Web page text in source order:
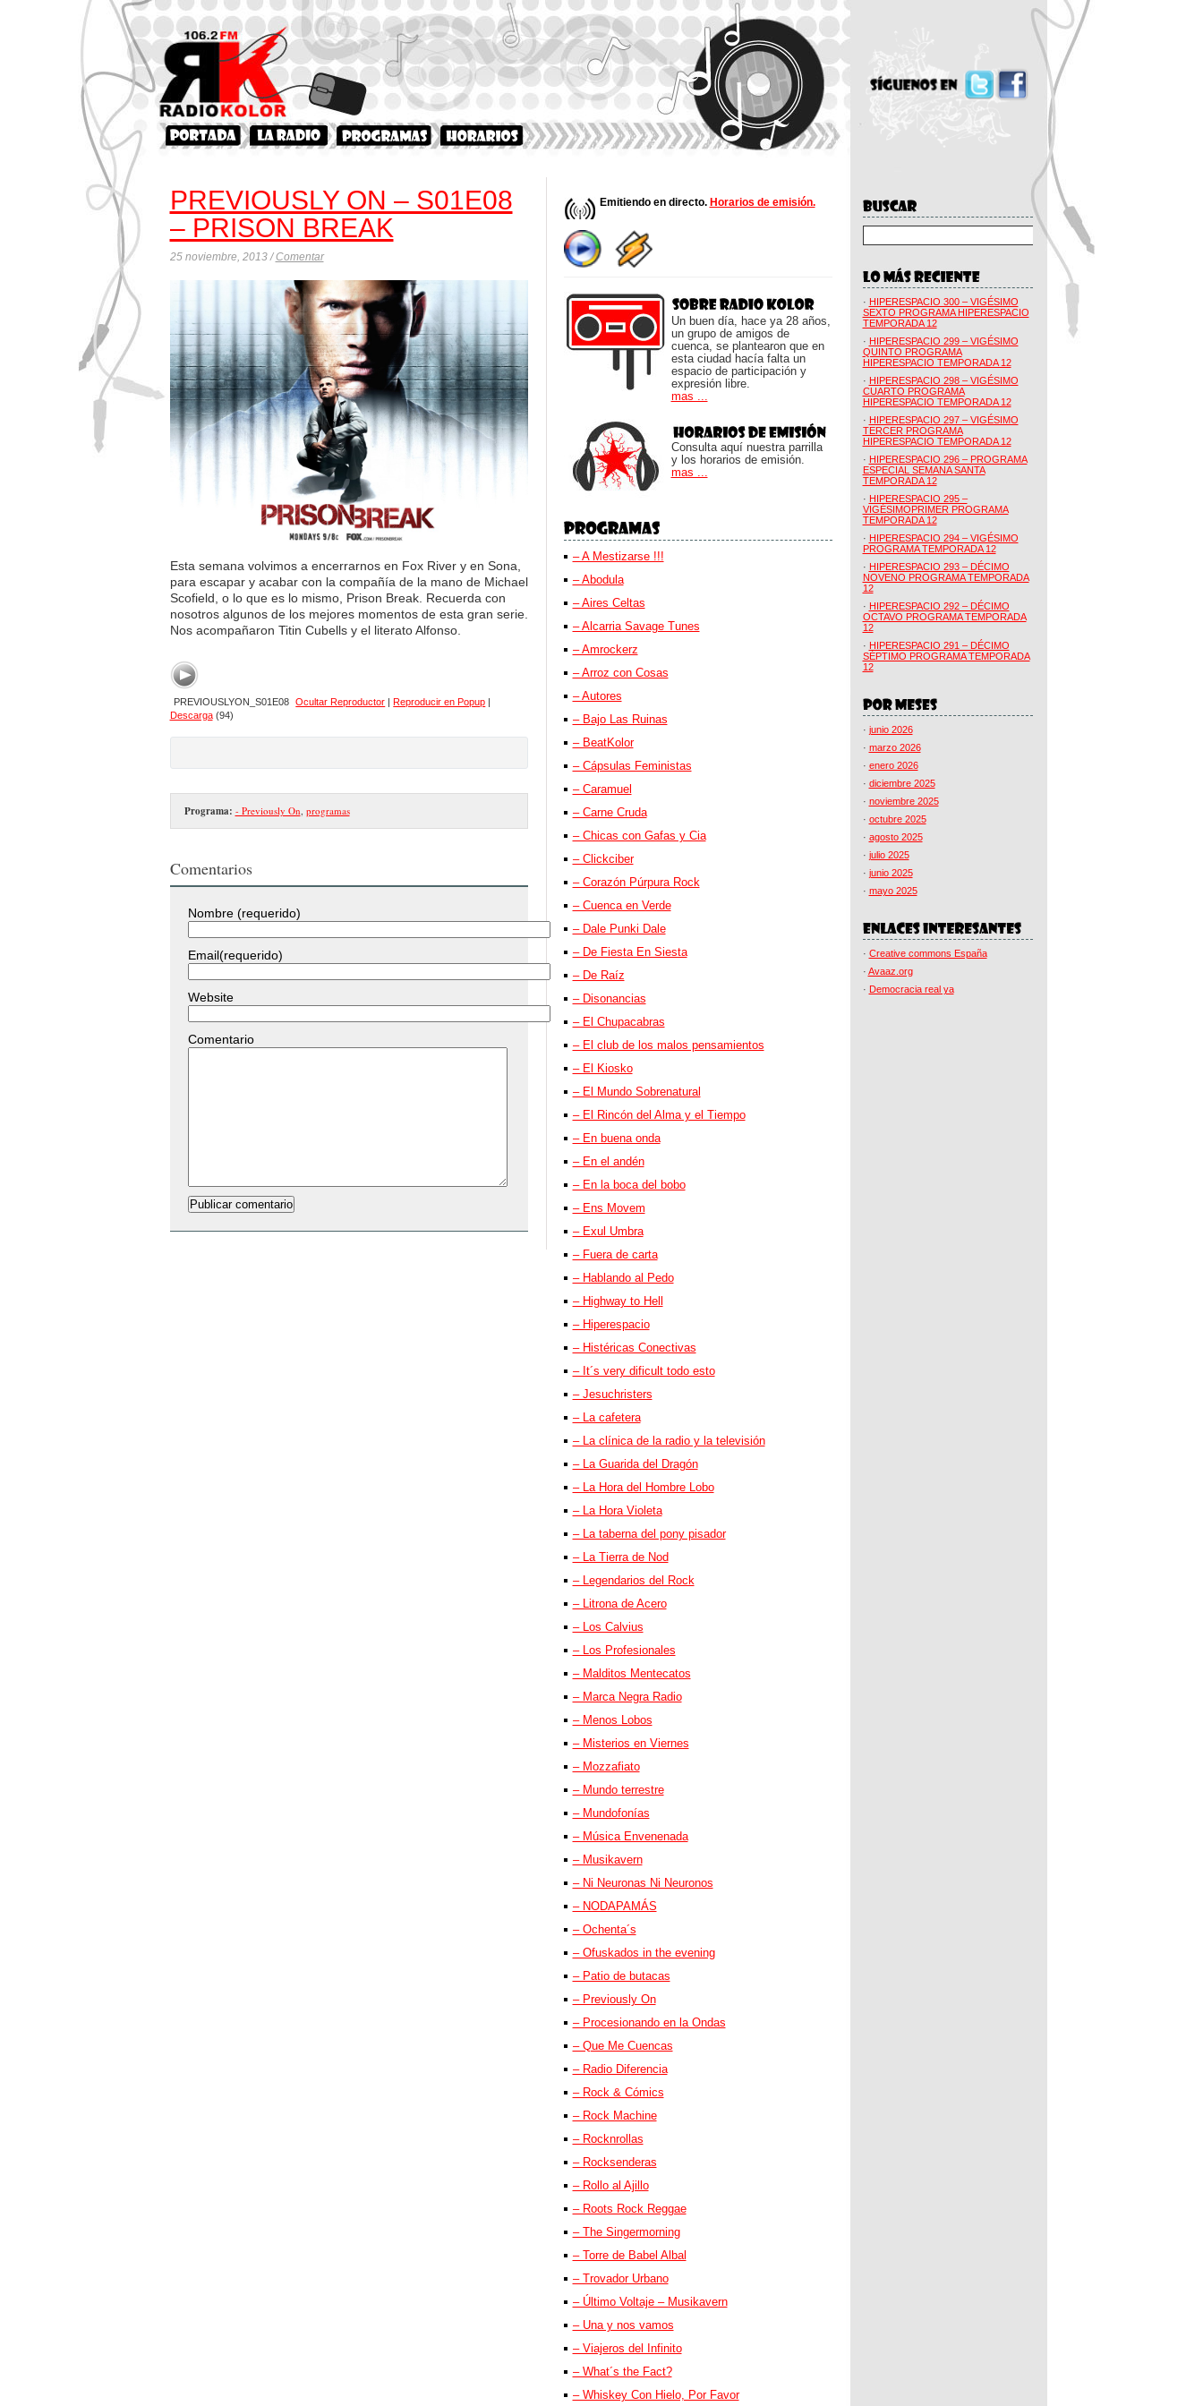
PREVIOUSLY ON – S01E08
– PRISON BREAK
25 noviembre, 2013 /Comentar
Esta semana volvimos a encerrarnos en Fox River y en Sona,
para escapar y acabar con la compañía de la mano de Michael
Scofield, o lo que es lo mismo, Prison Break. Recuerda con
nosotros algunos de los mejores momentos de esta gran serie.
Nos acompañaron Titin Cubells y el literato Alfonso.
PREVIOUSLYON_S01E08 Ocultar Reproductor |Reproducir en Popup |
Descarga(94)
Programa: - Previously On programas
Comentarios
Nombre (requerido)
Email(requerido)
Website
Comentario
Emitiendo en directo. Horarios de emisión.
Un buen día, hace ya 28 años,
un grupo de amigos de
cuenca, se plantearon que en
esta ciudad hacía falta un
espacio de participación y
expresión libre.
mas ...
Consulta aquí nuestra parrilla
y los horarios de emisión.
mas ...
– A Mestizarse !!!
– Abodula
– Aires Celtas
– Alcarria Savage Tunes
– Amrockerz
– Arroz con Cosas
– Autores
– Bajo Las Ruinas
– BeatKolor
– Cápsulas Feministas
– Caramuel
– Carne Cruda
– Chicas con Gafas y Cia
– Clickciber
– Corazón Púrpura Rock
– Cuenca en Verde
– Dale Punki Dale
– De Fiesta En Siesta
– De Raíz
– Disonancias
– El Chupacabras
– El club de los malos pensamientos
– El Kiosko
– El Mundo Sobrenatural
– El Rincón del Alma y el Tiempo
– En buena onda
– En el andén
– En la boca del bobo
– Ens Movem
– Exul Umbra
– Fuera de carta
– Hablando al Pedo
– Highway to Hell
– Hiperespacio
– Histéricas Conectivas
– It´s very dificult todo esto
– Jesuchristers
– La cafetera
– La clínica de la radio y la televisión
– La Guarida del Dragón
– La Hora del Hombre Lobo
– La Hora Violeta
– La taberna del pony pisador
– La Tierra de Nod
– Legendarios del Rock
– Litrona de Acero
– Los Calvius
– Los Profesionales
– Malditos Mentecatos
– Marca Negra Radio
– Menos Lobos
– Misterios en Viernes
– Mozzafiato
– Mundo terrestre
– Mundofonías
– Música Envenenada
– Musikavern
– Ni Neuronas Ni Neuronos
– NODAPAMÁS
– Ochenta´s
– Ofuskados in the evening
– Patio de butacas
– Previously On
– Procesionando en la Ondas
– Que Me Cuencas
– Radio Diferencia
– Rock & Cómics
– Rock Machine
– Rocknrollas
– Rocksenderas
– Rollo al Ajillo
– Roots Rock Reggae
– The Singermorning
– Torre de Babel Albal
– Trovador Urbano
– Último Voltaje – Musikavern
– Una y nos vamos
– Viajeros del Infinito
– What´s the Fact?
– Whiskey Con Hielo, Por Favor
· HIPERESPACIO 300 – VIGÉSIMO
SEXTO PROGRAMA HIPERESPACIO
TEMPORADA 12
· HIPERESPACIO 299 – VIGÉSIMO
QUINTO PROGRAMA
HIPERESPACIO TEMPORADA 12
· HIPERESPACIO 298 – VIGÉSIMO
CUARTO PROGRAMA
HIPERESPACIO TEMPORADA 12
· HIPERESPACIO 297 – VIGÉSIMO
TERCER PROGRAMA
HIPERESPACIO TEMPORADA 12
· HIPERESPACIO 296 – PROGRAMA
ESPECIAL SEMANA SANTA
TEMPORADA 12
· HIPERESPACIO 295 –
VIGÉSIMOPRIMER PROGRAMA
TEMPORADA 12
· HIPERESPACIO 294 – VIGÉSIMO
PROGRAMA TEMPORADA 12
· HIPERESPACIO 293 – DÉCIMO
NOVENO PROGRAMA TEMPORADA
12
· HIPERESPACIO 292 – DÉCIMO
OCTAVO PROGRAMA TEMPORADA
12
· HIPERESPACIO 291 – DÉCIMO
SÉPTIMO PROGRAMA TEMPORADA
12
· junio 2026
· marzo 2026
· enero 2026
· diciembre 2025
· noviembre 2025
· octubre 2025
· agosto 2025
· julio 2025
· junio 2025
· mayo 2025
· Creative commons España
· Avaaz.org
· Democracia real ya